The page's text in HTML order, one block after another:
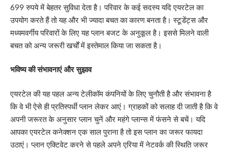
699 रुपये में बेहतर सुविधा देता है। परिवार के कई सदस्य यदि एयरटेल का
उपयोग करते हैं तो यह और भी ज्यादा बचत का कारण बनता है। स्टूडेंट्स और
मध्यमवर्गीय परिवारों के लिए यह प्लान बजट के अनुकूल है। इससे मिलने वाली
बचत को अन्य जरूरी खर्चों में इस्तेमाल किया जा सकता है।
भविष्य की संभावनाएं और सुझाव
एयरटेल की यह पहल अन्य टेलीकॉम कंपनियों के लिए चुनौती है और संभावना है
कि वे भी ऐसे ही प्रतिस्पर्धी प्लान लेकर आएं। ग्राहकों को सलाह दी जाती है कि वे
अपनी जरूरत के अनुसार प्लान चुनें और महंगे प्लान्स में फंसने से बचें। यदि
आपका एयरटेल कनेक्शन एक साल पुराना है तो इस प्लान का जरूर फायदा
उठाएं। प्लान एक्टिवेट करने से पहले अपने एरिया में नेटवर्क की स्थिति जरूर